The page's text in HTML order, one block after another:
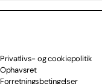
Privatlivs- og cookiepolitik
Ophavsret
Forretningsbetingelser